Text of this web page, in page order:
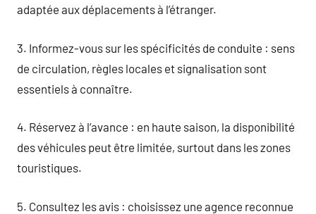
adaptée aux déplacements à l’étranger.
3. Informez-vous sur les spécificités de conduite : sens
de circulation, règles locales et signalisation sont
essentiels à connaître.
4. Réservez à l’avance : en haute saison, la disponibilité
des véhicules peut être limitée, surtout dans les zones
touristiques.
5. Consultez les avis : choisissez une agence reconnue